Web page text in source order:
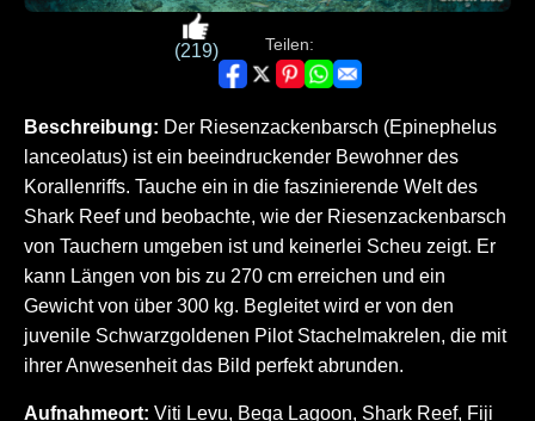
(219) Teilen:
Beschreibung: Der Riesenzackenbarsch (Epinephelus
lanceolatus) ist ein beeindruckender Bewohner des
Korallenriffs. Tauche ein in die faszinierende Welt des
Shark Reef und beobachte, wie der Riesenzackenbarsch
von Tauchern umgeben ist und keinerlei Scheu zeigt. Er
kann Längen von bis zu 270 cm erreichen und ein
Gewicht von über 300 kg. Begleitet wird er von den
juvenile Schwarzgoldenen Pilot Stachelmakrelen, die mit
ihrer Anwesenheit das Bild perfekt abrunden.
Aufnahmeort: Viti Levu, Beqa Lagoon, Shark Reef, Fiji